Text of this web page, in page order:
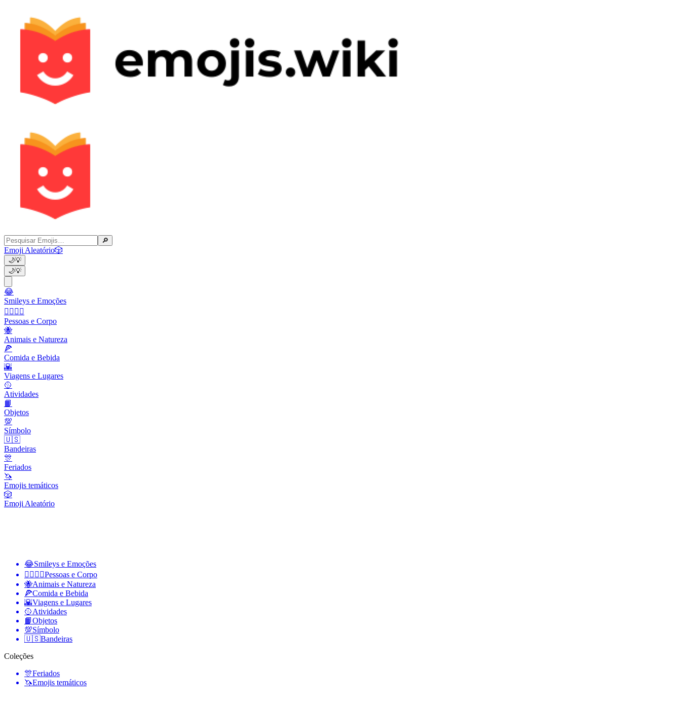
🔎
Emoji Aleatório🎲
🌙💡
🌙💡
😂
Smileys e Emoções
👩‍❤️‍💋‍👨
Pessoas e Corpo
🐝
Animais e Natureza
🍕
Comida e Bebida
🌇
Viagens e Lugares
🥎
Atividades
📙
Objetos
💯
Símbolo
🇺🇸
Bandeiras
🎊
Feriados
🦄
Emojis temáticos
🎲
Emoji Aleatório
😂Smileys e Emoções
👩‍❤️‍💋‍👨Pessoas e Corpo
🐝Animais e Natureza
🍕Comida e Bebida
🌇Viagens e Lugares
🥎Atividades
📙Objetos
💯Símbolo
🇺🇸Bandeiras
Coleções
🎊Feriados
🦄Emojis temáticos